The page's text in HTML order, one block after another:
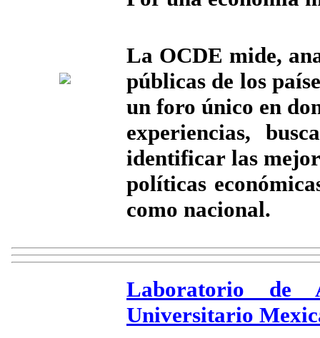
La OCDE mide,
públicas de los
un foro único en
experiencias,
identificar las
políticas
como nacional.
Laboratorio de
Universitario